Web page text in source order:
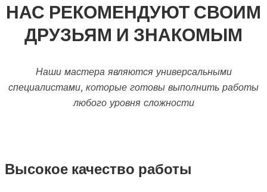
НАС РЕКОМЕНДУЮТ СВОИМ
ДРУЗЬЯМ И ЗНАКОМЫМ
Наши мастера являются универсальными
специалистами, которые готовы выполнить работы
любого уровня сложности
Высокое качество работы